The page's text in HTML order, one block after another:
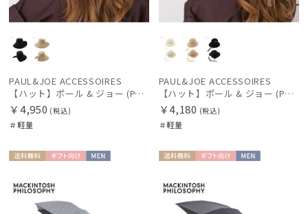
PAUL&JOE ACCESSOIRES
【ハット】ポール & ジョー (PAUL & JOE ACCESSOIRES) 広つばリボンハット
￥4,950 (税込)
＃軽量
PAUL&JOE ACCESSOIRES
【ハット】ポール & ジョー (PAUL & JOE ACCESSOIRES) サーモリボンハット
￥4,180 (税込)
＃軽量
料
向け
料
向け